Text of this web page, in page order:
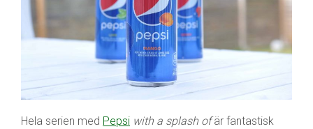
Hela serien med Pepsi with a splash ofär fantastisk